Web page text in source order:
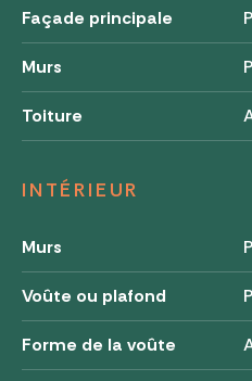
Façade principale
Murs
Toiture
INTÉRIEUR
Murs
Voûte ou plafond
Forme de la voûte